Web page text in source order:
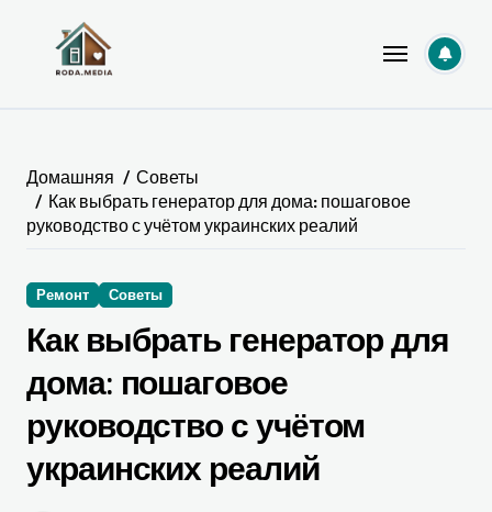
содержанию
Домашняя
Советы
Как выбрать генератор для дома: пошаговое
руководство с учётом украинских реалий
Ремонт Советы
Как выбрать генератор для
дома: пошаговое
руководство с учётом
украинских реалий